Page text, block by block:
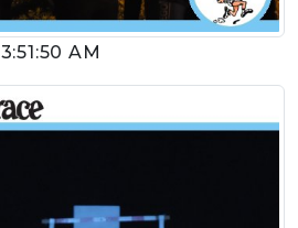
3:51:50 AM